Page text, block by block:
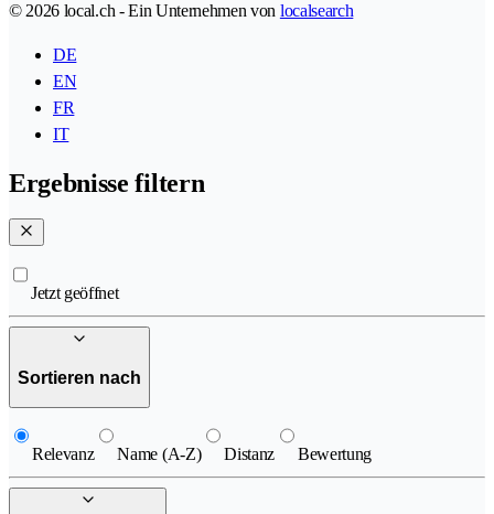
© 2026 local.ch - Ein Unternehmen von localsearch
DE
EN
FR
IT
Ergebnisse filtern
Jetzt geöffnet
Sortieren nach
Relevanz Name (A-Z) Distanz Bewertung